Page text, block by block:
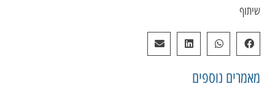
שיתוף
מאמרים נוספים